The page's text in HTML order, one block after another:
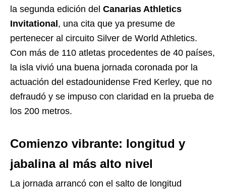
la segunda edición del Canarias Athletics
Invitational, una cita que ya presume de
pertenecer al circuito Silver de World Athletics.
Con más de 110 atletas procedentes de 40 países,
la isla vivió una buena jornada coronada por la
actuación del estadounidense Fred Kerley, que no
defraudó y se impuso con claridad en la prueba de
los 200 metros.
Comienzo vibrante: longitud y
jabalina al más alto nivel
La jornada arrancó con el salto de longitud